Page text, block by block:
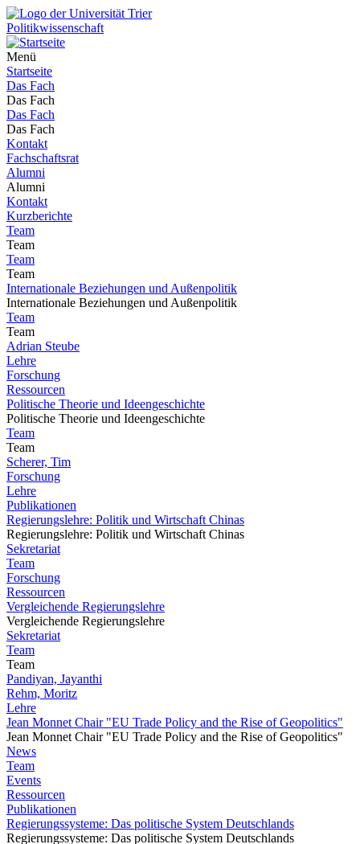
Politikwissenschaft
Menü
Startseite
Das Fach
Das Fach
Das Fach
Das Fach
Kontakt
Fachschaftsrat
Alumni
Alumni
Kontakt
Kurzberichte
Team
Team
Team
Team
Internationale Beziehungen und Außenpolitik
Internationale Beziehungen und Außenpolitik
Team
Team
Adrian Steube
Lehre
Forschung
Ressourcen
Politische Theorie und Ideengeschichte
Politische Theorie und Ideengeschichte
Team
Team
Scherer, Tim
Forschung
Lehre
Publikationen
Regierungslehre: Politik und Wirtschaft Chinas
Regierungslehre: Politik und Wirtschaft Chinas
Sekretariat
Team
Forschung
Ressourcen
Vergleichende Regierungslehre
Vergleichende Regierungslehre
Sekretariat
Team
Team
Pandiyan, Jayanthi
Rehm, Moritz
Lehre
Jean Monnet Chair "EU Trade Policy and the Rise of Geopolitics"
Jean Monnet Chair "EU Trade Policy and the Rise of Geopolitics"
News
Team
Events
Ressourcen
Publikationen
Regierungssysteme: Das politische System Deutschlands
Regierungssysteme: Das politische System Deutschlands